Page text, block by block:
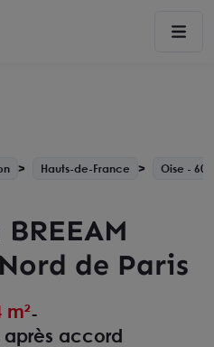
Hauts-de-France Oise - 60
de Paris
m²-
après accord